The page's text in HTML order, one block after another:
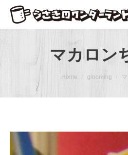
マカロン
Home glooming